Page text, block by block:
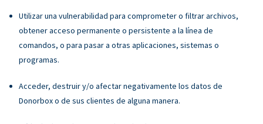
Utilizar una vulnerabilidad para comprometer o filtrar archivos,
obtener acceso permanente o persistente a la línea de
comandos, o para pasar a otras aplicaciones, sistemas o
programas.
Acceder, destruir y/o afectar negativamente los datos de
Donorbox o de sus clientes de alguna manera.